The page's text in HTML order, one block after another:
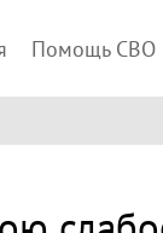
Помощь СВО